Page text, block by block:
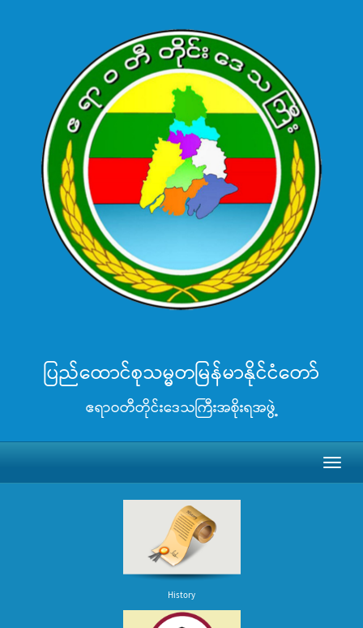
ပြည်ထောင်စုသမ္မတမြန်မာနိုင်ငံတော်
ဧရာဝတီတိုင်းဒေသကြီးအစိုးရအဖွဲ့
History